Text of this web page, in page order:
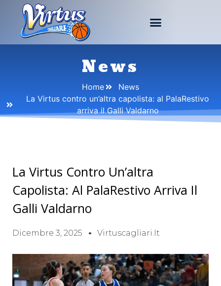
News
Home
News
La Virtus contro un’altra capolista: al PalaRestivo
arriva il Galli Valdarno
La Virtus Contro Un’altra
Capolista: Al PalaRestivo Arriva Il
Galli Valdarno
Dicembre 3, 2025 Virtuscagliari.it